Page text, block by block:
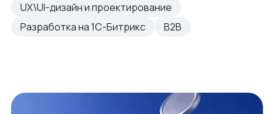
UX\UI-дизайн и проектирование
Разработка на 1С-Битрикс
B2B